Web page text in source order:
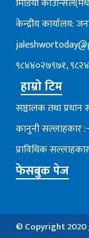
केन्द्रीय कार्यालय:
९८४४०२७९७१,
हाम्रो टिम
सञ्चालक तथा
कानुनी सल्लाहकार
प्राविधिक
फेसबुक पेज
© Copyright